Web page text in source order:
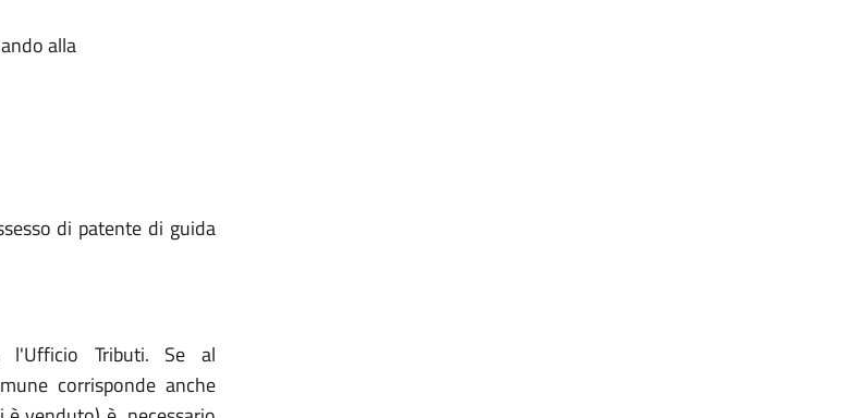
alla
di patente di guida
l'Ufficio Tributi. Se al
corrisponde anche